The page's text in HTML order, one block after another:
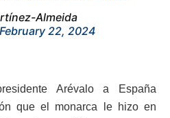
Almeida
February 22, 2024
Arévalo a España
que el monarca le hizo en